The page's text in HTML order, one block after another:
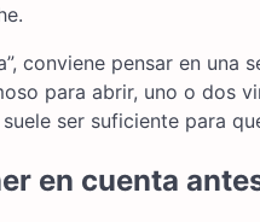
conviene pensar en una
para abrir, uno o dos
ser suficiente para
en cuenta